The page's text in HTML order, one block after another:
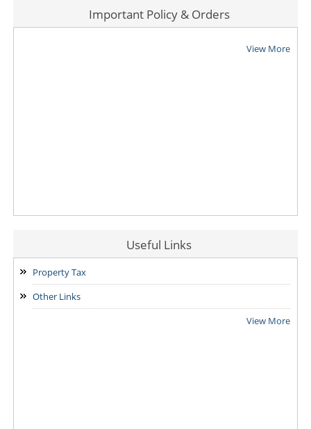
Important Policy & Orders
View More
Useful Links
Property Tax
Other Links
View More